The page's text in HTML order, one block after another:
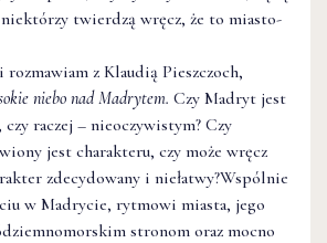
twierdzą wręcz, że to miasto-
z Klaudią Pieszczoch,
niebo nad Madrytem. Czy Madryt jest
raczej – nieoczywistym? Czy
jest charakteru, czy może wręcz
zdecydowany i niełatwy?Wspólnie
w Madrycie, rytmowi miasta, jego
stronom oraz mocno